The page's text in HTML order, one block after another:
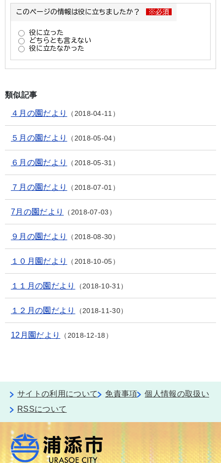
類似記事
４月の園だより 2018-04-11
５月の園だより 2018-05-04
６月の園だより 2018-05-31
７月の園だより 2018-07-01
7月の園だより 2018-07-03
９月の園だより 2018-08-30
１０月園だより 2018-10-05
１１月の園だより 2018-10-31
１２月の園だより 2018-11-30
12月園だより 2018-12-18
サイトの利用について 免責事項
個人情報の取扱い
RSSについて